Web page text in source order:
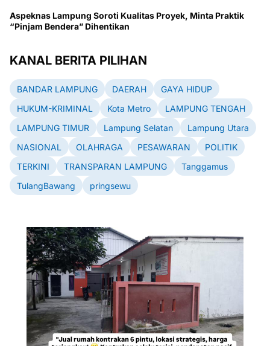
Aspeknas Lampung Soroti Kualitas Proyek, Minta Praktik
“Pinjam Bendera” Dihentikan
KANAL BERITA PILIHAN
BANDAR LAMPUNG DAERAH
GAYA HIDUP
HUKUM-KRIMINAL
Kota Metro
LAMPUNG TENGAH
LAMPUNG TIMUR
Lampung Selatan
Lampung Utara
NASIONAL
OLAHRAGA PESAWARAN
POLITIK
TERKINI
TRANSPARAN LAMPUNG
Tanggamus
TulangBawang
pringsewu